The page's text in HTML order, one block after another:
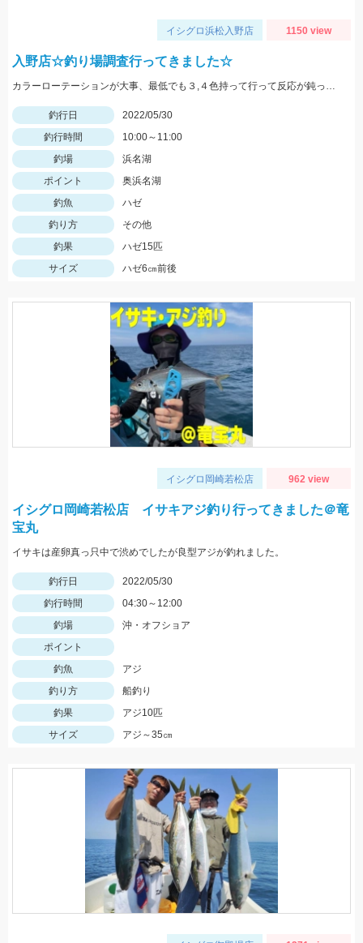
イシグロ浜松入野店 1150 view
入野店☆釣り場調査行ってきました☆
カラーローテーションが大事、最低でも３,４色持って行って反応が鈍ったら色を変えてみよう。
釣行日
2022/05/30
釣行時間
10:00～11:00
釣場
浜名湖
ポイント
奥浜名湖
釣魚
ハゼ
釣り方
その他
釣果
ハゼ15匹
サイズ
ハゼ6㎝前後
イシグロ岡崎若松店 962 view
イシグロ岡崎若松店 イサキアジ釣り行ってきました＠竜
宝丸
イサキは産卵真っ只中で渋めでしたが良型アジが釣れました。
釣行日
2022/05/30
釣行時間
04:30～12:00
釣場
沖・オフショア
ポイント
釣魚
アジ
釣り方
船釣り
釣果
アジ10匹
サイズ
アジ～35㎝